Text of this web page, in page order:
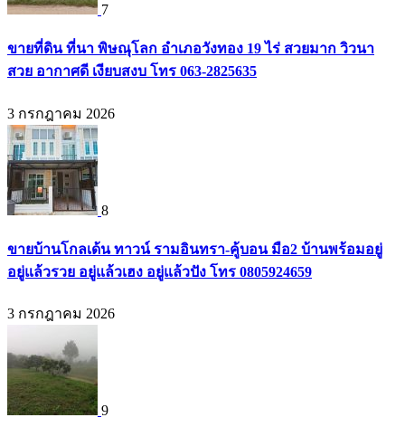
7
ขายที่ดิน ที่นา พิษณุโลก อำเภอวังทอง 19 ไร่ สวยมาก วิวนา
สวย อากาศดี เงียบสงบ โทร 063-2825635
3 กรกฎาคม 2026
8
ขายบ้านโกลเด้น ทาวน์ รามอินทรา-คู้บอน มือ2 บ้านพร้อมอยู่
อยู่แล้วรวย อยู่แล้วเฮง อยู่แล้วปัง โทร 0805924659
3 กรกฎาคม 2026
9